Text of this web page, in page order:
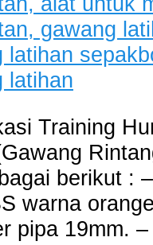
Training
berikut :
warna
pipa 19mm.